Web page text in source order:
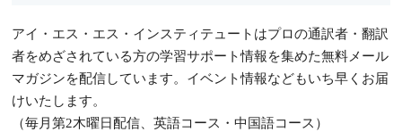
アイ・エス・エス・インスティテュートはプロの通訳者・翻訳
者をめざされている方の学習サポート情報を集めた無料メール
マガジンを配信しています。イベント情報などもいち早くお届
けいたします。
（毎月第2木曜日配信、英語コース・中国語コース）